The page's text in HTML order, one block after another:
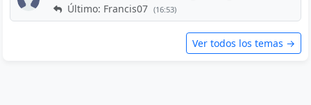
Último: Francis07 (16:53)
Ver todos los temas →